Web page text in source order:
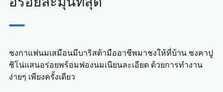
ชงกาแฟนมเสมือนมีบาริสต้ามืออาชีพมาชงให้ที่บ้าน ชงคาปู
ชิโน่แสนอร่อยพร้อมฟองนมเนียนละเอียด ด้วยการทำงาน
ง่ายๆ เพียงครั้งเดียว